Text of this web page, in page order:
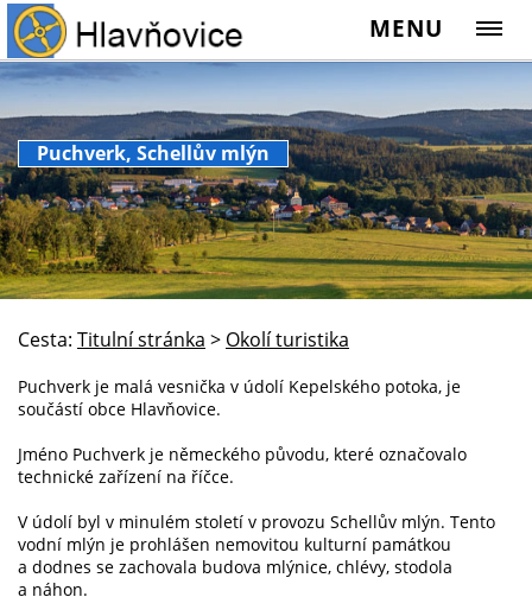
MENU
Puchverk, Schellův mlýn
Cesta: Titulní stránka > Okolí turistika
Puchverk je malá vesnička v údolí Kepelského potoka, je
součástí obce Hlavňovice.
Jméno Puchverk je německého původu, které označovalo
technické zařízení na říčce.
V údolí byl v minulém století v provozu Schellův mlýn. Tento
vodní mlýn je prohlášen nemovitou kulturní památkou
a dodnes se zachovala budova mlýnice, chlévy, stodola
a náhon.